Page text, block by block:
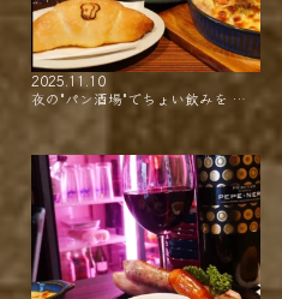
2025.11.10
夜の"パン酒場"でちょい飲みを …